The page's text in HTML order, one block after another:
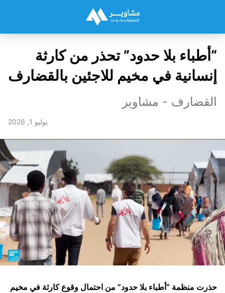
“أطباء بلا حدود” تحذر من كارثة
إنسانية في مخيم للاجئين بالقضارف
القضارف - مشاوير
يوليو 1, 2026
حذرت منظمة “أطباء بلا حدود” من احتمال وقوع كارثة في مخيم